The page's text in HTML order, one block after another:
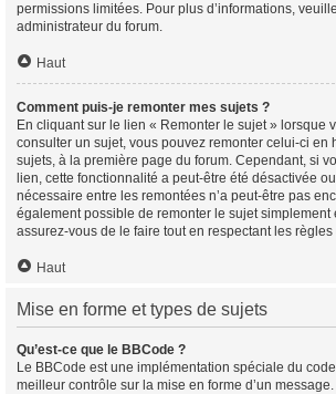
permissions limitées. Pour plus d’informations,
administrateur du forum.
Haut
Comment puis-je remonter mes sujets ?
En cliquant sur le lien « Remonter le sujet » lorsque
consulter un sujet, vous pouvez remonter celui-ci en
sujets, à la première page du forum. Cependant, si
lien, cette fonctionnalité a peut-être été désactivée
nécessaire entre les remontées n’a peut-être pas
également possible de remonter le sujet simplement
assurez-vous de le faire tout en respectant les règles
Haut
Mise en forme et types de sujets
Qu’est-ce que le BBCode ?
Le BBCode est une implémentation spéciale du
meilleur contrôle sur la mise en forme d’un